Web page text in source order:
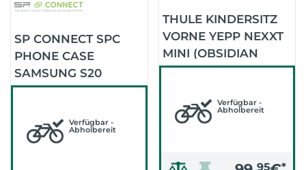
SP CONNECT SPC
PHONE CASE
SAMSUNG S20
(SCHWARZ)
Verfügbar -
Abholbereit
THULE KINDERSITZ
VORNE YEPP NEXXT
MINI (OBSIDIAN
(BLACK))
Verfügbar -
Abholbereit
95 *